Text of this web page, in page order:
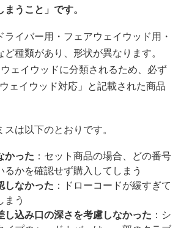
うこと」です。
イバー用・フェアウェイウッド用・
種類があり、形状が異なります。
ェイウッドに分類されるため、必ず
ェイウッド対応」と記載された商品
は以下のとおりです。
かった ：セット商品の場合、どの番号
るかを確認せず購入してしまう
しなかった ：ドローコードが緩すぎて
まう
し込み口の深さを考慮しなかった ：シ